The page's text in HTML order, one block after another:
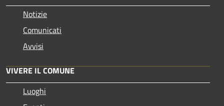
Notizie
Comunicati
Avvisi
VIVERE IL COMUNE
Luoghi